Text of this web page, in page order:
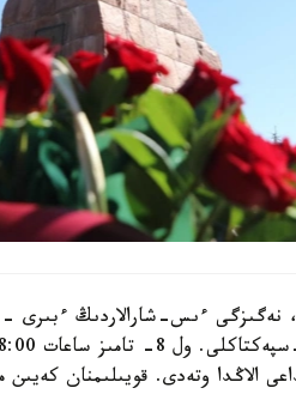
الاڭدا وتەدى. قويىلىمنان